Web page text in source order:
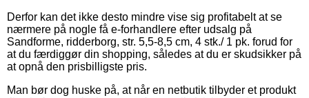
Derfor kan det ikke desto mindre vise sig profitabelt at se
nærmere på nogle få e-forhandlere efter udsalg på
Sandforme, ridderborg, str. 5,5-8,5 cm, 4 stk./ 1 pk. forud for
at du færdiggør din shopping, således at du er skudsikker på
at opnå den prisbilligste pris.
Man bør dog huske på, at når en netbutik tilbyder et produkt